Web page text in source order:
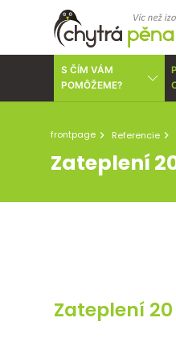
S ČÍM VÁM
POMÔŽEME?
frontpage Referencie
Zateplení
Zateplení 20